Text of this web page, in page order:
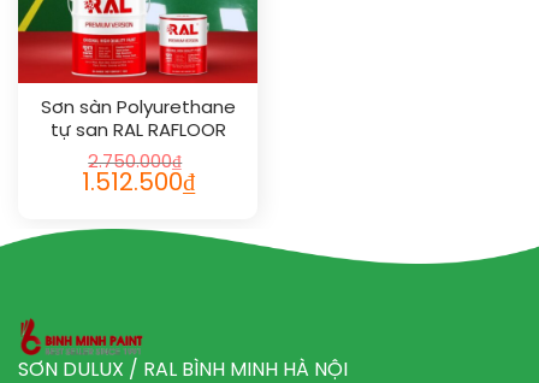
Sơn sàn Polyurethane
tự san RAL RAFLOOR
SHIELD SL 1019
2.750.000₫
1.512.500₫
SƠN DULUX / RAL BÌNH MINH HÀ NỘI